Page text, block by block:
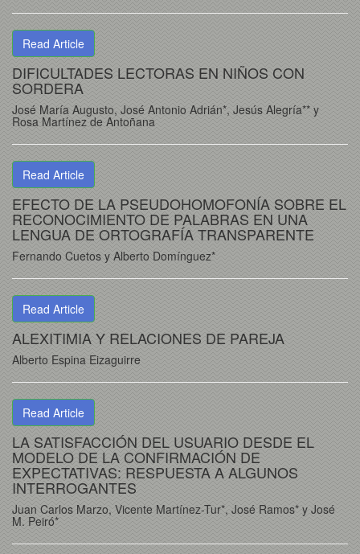
Read Article
DIFICULTADES LECTORAS EN NIÑOS CON
SORDERA
José María Augusto, José Antonio Adrián*, Jesús Alegría** y
Rosa Martínez de Antoñana
Read Article
EFECTO DE LA PSEUDOHOMOFONÍA SOBRE EL
RECONOCIMIENTO DE PALABRAS EN UNA
LENGUA DE ORTOGRAFÍA TRANSPARENTE
Fernando Cuetos y Alberto Domínguez*
Read Article
ALEXITIMIA Y RELACIONES DE PAREJA
Alberto Espina Eizaguirre
Read Article
LA SATISFACCIÓN DEL USUARIO DESDE EL
MODELO DE LA CONFIRMACIÓN DE
EXPECTATIVAS: RESPUESTA A ALGUNOS
INTERROGANTES
Juan Carlos Marzo, Vicente Martínez-Tur*, José Ramos* y José
M. Peiró*